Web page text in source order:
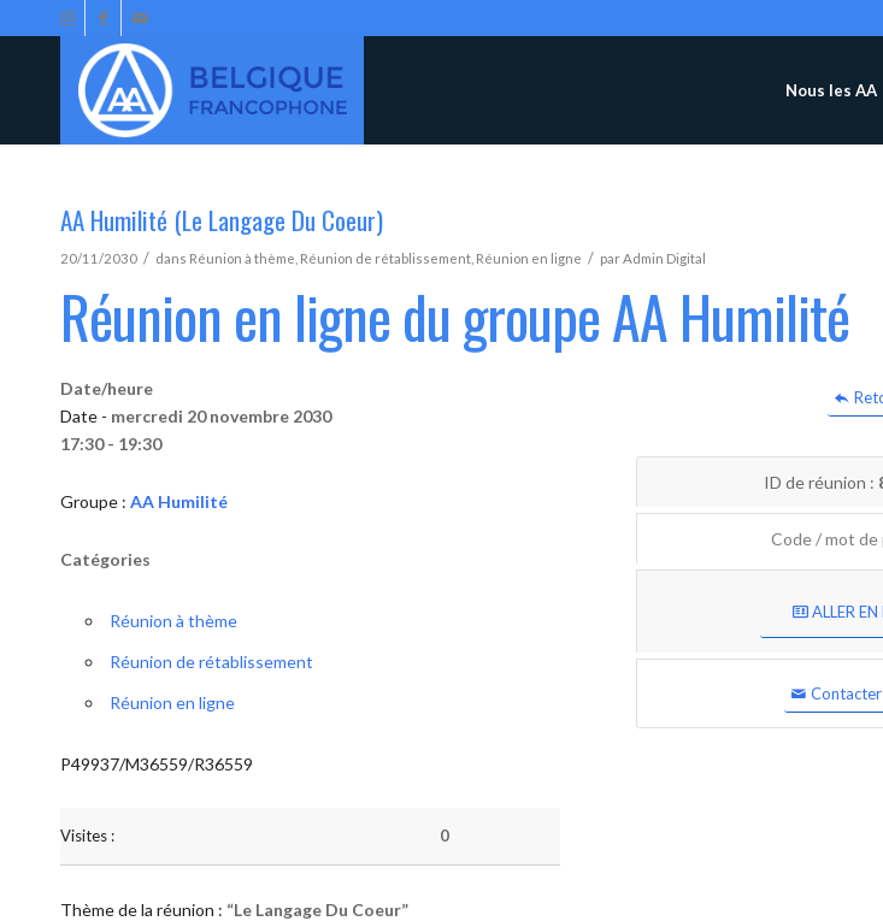
Nous les AA
AA Humilité (Le Langage Du Coeur)
20/11/2030 / dans Réunion à thème Réunion de rétablissement Réunion en ligne / parAdmin Digital
Réunion en ligne du groupe AA Humilité
Date/heure
Date - mercredi 20 novembre 2030
17:30 - 19:30
Groupe : AA Humilité
Catégories
Réunion à thème
Réunion de rétablissement
Réunion en ligne
P49937/M36559/R36559
Visites : 0
ID de réunion :
Code / mot de
ALLER
Thème de la réunion : “Le Langage Du Coeur”